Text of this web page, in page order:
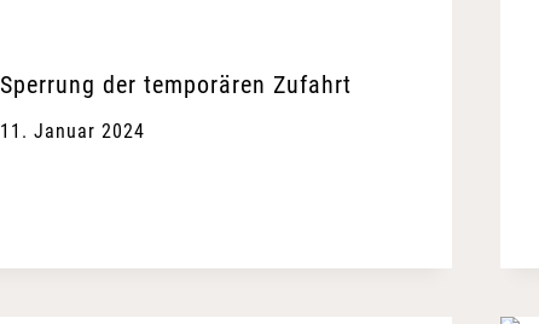
Sperrung der temporären Zufahrt
11. Januar 2024